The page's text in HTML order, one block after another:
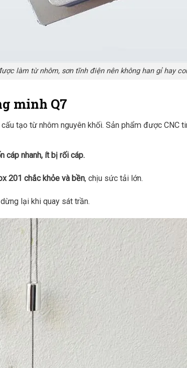
làm từ nhôm, sơn tĩnh điện nên không han gỉ hay
minh Q7
tạo từ nhôm nguyên khối. Sản phẩm được CNC
cáp nhanh, ít bị rối cáp.
201 chắc khỏe và bền, chịu sức tải lớn.
lại khi quay sát trần.